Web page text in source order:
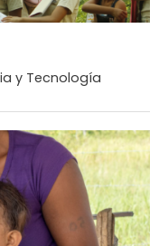
y Tecnología